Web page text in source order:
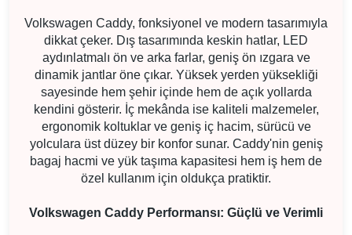
Volkswagen Caddy, fonksiyonel ve modern tasarımıyla
dikkat çeker. Dış tasarımında keskin hatlar, LED
aydınlatmalı ön ve arka farlar, geniş ön ızgara ve
dinamik jantlar öne çıkar. Yüksek yerden yüksekliği
sayesinde hem şehir içinde hem de açık yollarda
kendini gösterir. İç mekânda ise kaliteli malzemeler,
ergonomik koltuklar ve geniş iç hacim, sürücü ve
yolculara üst düzey bir konfor sunar. Caddy'nin geniş
bagaj hacmi ve yük taşıma kapasitesi hem iş hem de
özel kullanım için oldukça pratiktir.
Volkswagen Caddy Performansı: Güçlü ve Verimli